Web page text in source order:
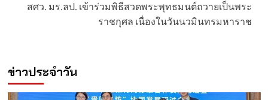
สศว. มร.ลป. เข้าร่วมพิธีสวดพระพุทธมนต์ถวายเป็นพระ
ราชกุศล เนื่องในวันนวมินทรมหาราช
ข่าวประจำวัน